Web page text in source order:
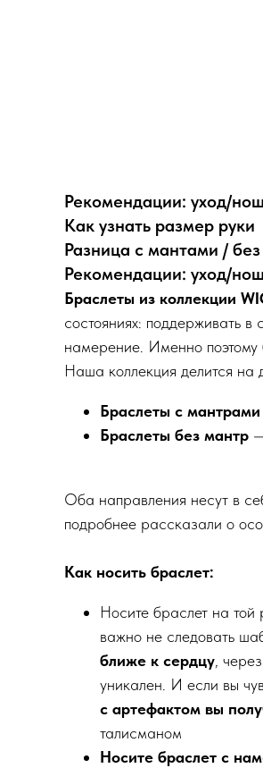
Рекомендации: уход/
Как узнать размер руки
Разница с мантами /
Рекомендации: уход/
Браслеты из коллекции
состояниях: поддерживать
намерение. Именно поэтому
Наша коллекция делится на
Браслеты с мантрами
Браслеты без мантр
Оба направления несут в
подробнее рассказали о
Как носить браслет:
Носите браслет на той
важно не следовать
ближе к сердцу,
уникален. И если вы
с артефактом вы
талисманом
Носите браслет с